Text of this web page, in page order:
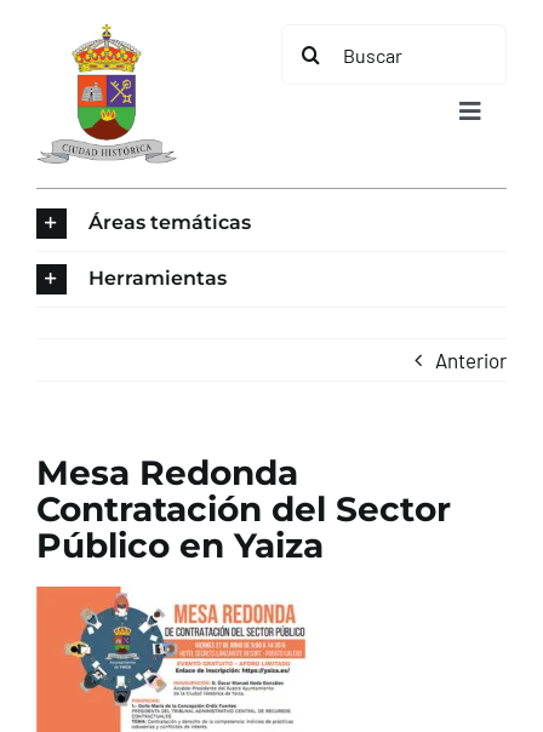
contenido
Buscar:
Toggle
TURISMO
Áreas temáticas
Herramientas
Anterior
Mesa Redonda
Contratación del Sector
Público en Yaiza